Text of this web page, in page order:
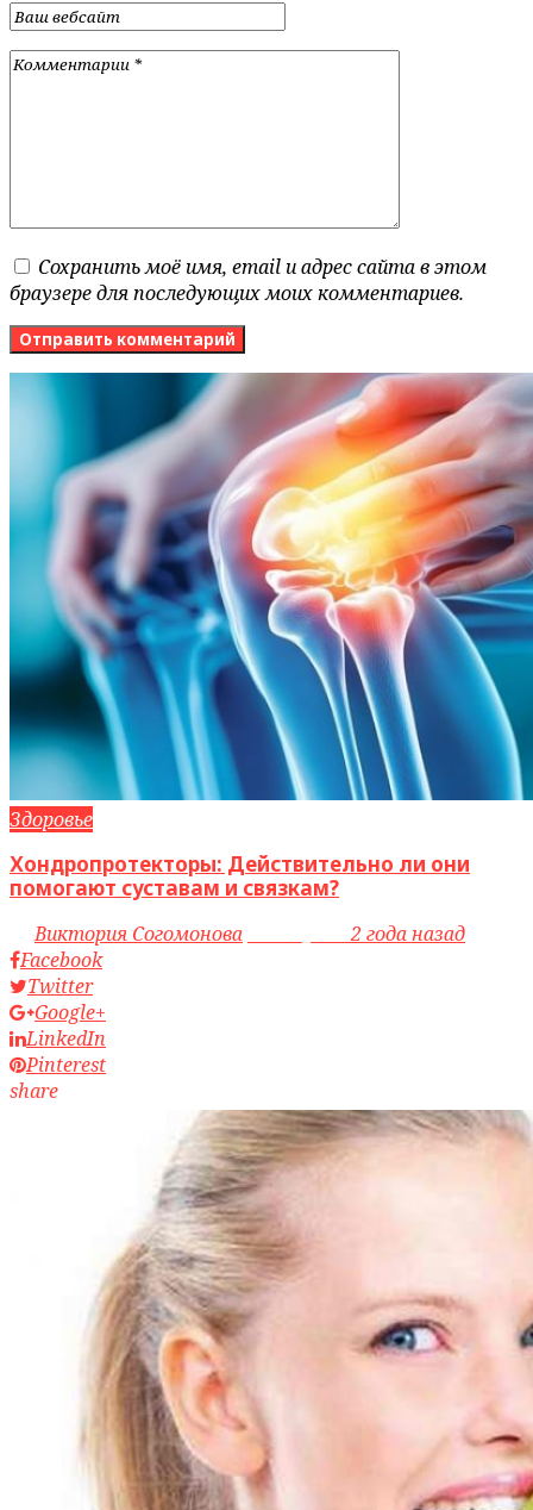
Сохранить моё имя, email и адрес сайта в этом
браузере для последующих моих комментариев.
Здоровье
Хондропротекторы: Действительно ли они
помогают суставам и связкам?
byВиктория Согомонова access_time2 года назад
Facebook
Twitter
Google+
LinkedIn
Pinterest
share